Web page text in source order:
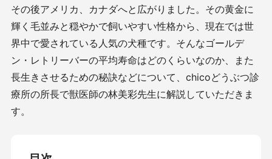
その後アメリカ、カナダへと広がりました。その黄金に
輝く毛並みと穏やかで飼いやすい性格から、現在では世
界中で愛されている人気の犬種です。そんなゴールデ
ン・レトリーバーの平均寿命はどのくらいなのか、また
長生きさせるための秘訣などについて、chicoどうぶつ診
療所の所長で獣医師の林美彩先生に解説していただきま
す。